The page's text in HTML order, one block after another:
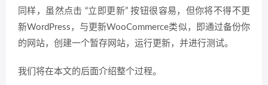
同样，虽然点击 “立即更新” 按钮很容易，但你将不得不更
新WordPress，与更新WooCommerce类似，即通过备份你
的网站，创建一个暂存网站，运行更新，并进行测试。
我们将在本文的后面介绍整个过程。